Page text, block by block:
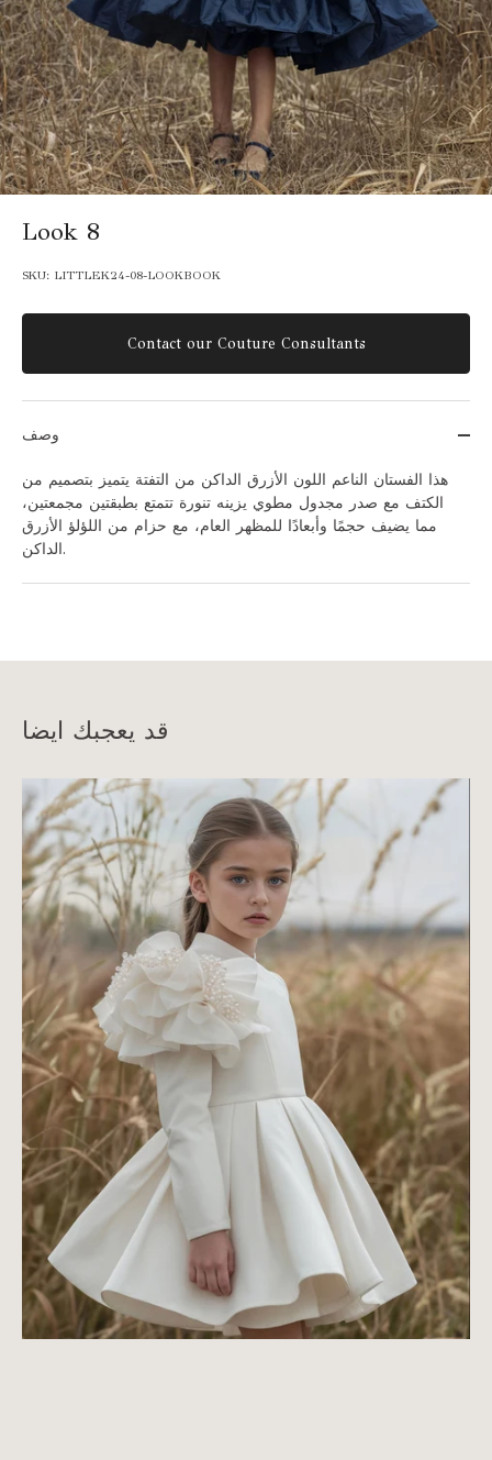
Look 8
SKU: LITTLEK24-08-LOOKBOOK
Contact our Couture Consultants
وصف
هذا الفستان الناعم اللون الأزرق الداكن من التفتة يتميز بتصميم من
الكتف مع صدر مجدول مطوي يزينه تنورة تتمتع بطبقتين مجمعتين،
مما يضيف حجمًا وأبعادًا للمظهر العام، مع حزام من اللؤلؤ الأزرق
الداكن.
قد يعجبك ايضا